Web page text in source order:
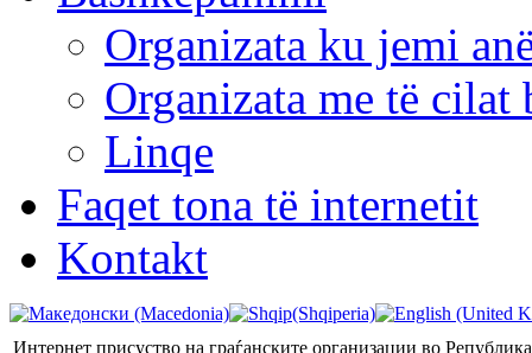
Organizata ku jemi
Organizata me të cilat
Linqe
Faqet tona të internetit
Kontakt
Интернет присуство на граѓанските организации во